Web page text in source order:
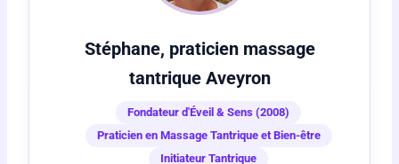
Stéphane, praticien massage
tantrique Aveyron
Fondateur d'Éveil & Sens (2008)
Praticien en Massage Tantrique et Bien-être
Initiateur Tantrique